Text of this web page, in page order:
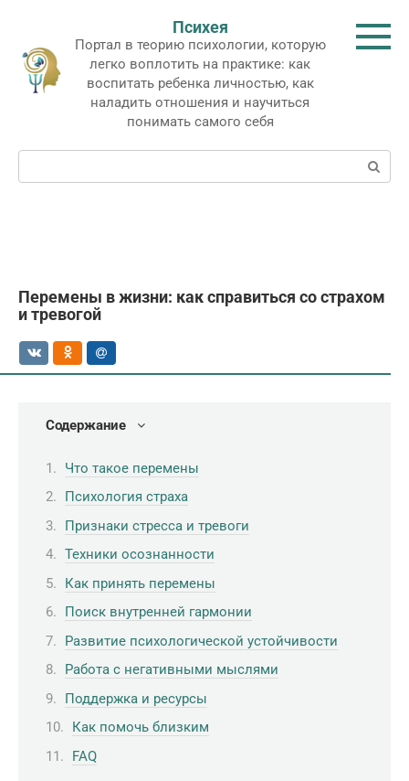
контенту
Психея
Портал в теорию психологии, которую
легко воплотить на практике: как
воспитать ребенка личностью, как
наладить отношения и научиться
понимать самого себя
Поиск:
Перемены в жизни: как справиться со страхом
и тревогой
Содержание
Что такое перемены
Психология страха
Признаки стресса и тревоги
Техники осознанности
Как принять перемены
Поиск внутренней гармонии
Развитие психологической устойчивости
Работа с негативными мыслями
Поддержка и ресурсы
Как помочь близким
FAQ